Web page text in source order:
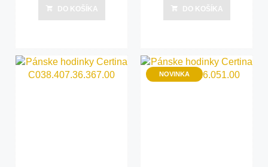
DO KOŠÍKA DO KOŠÍKA
NOVINKA